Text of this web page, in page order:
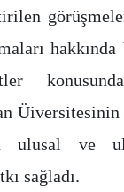
ve
sağladı.